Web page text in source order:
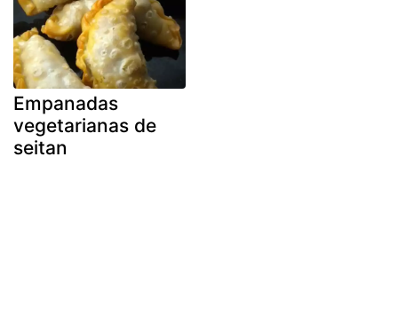
Empanadas
vegetarianas de
seitan